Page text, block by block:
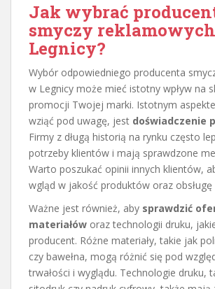
Jak wybrać
smyczy
Legnicy?
Wybór odpowiedniego producenta
w Legnicy może mieć istotny wpływ na
promocji Twojej marki. Istotnym
wziąć pod uwagę, jest doświadczenie
Firmy z długą historią na rynku często
potrzeby klientów i mają sprawdzone
Warto poszukać opinii innych klientów,
wgląd w jakość produktów oraz obsługę
Ważne jest również, aby sprawdzić
materiałów oraz technologii druku,
producent. Różne materiały, takie jak
czy bawełna, mogą różnić się pod
trwałości i wyglądu. Technologie druku,